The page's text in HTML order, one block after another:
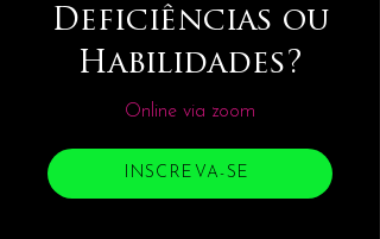
Deficiências ou
Habilidades?
Online via zoom
INSCREVA-SE